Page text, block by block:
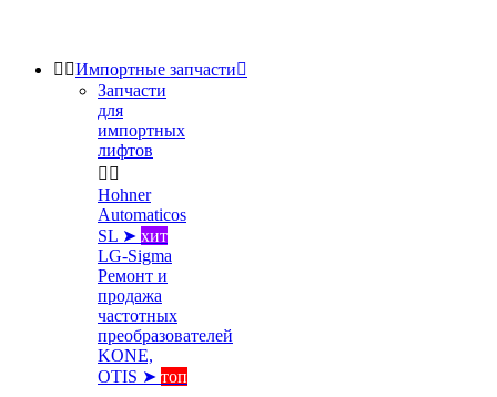
 Импортные запчасти
Запчасти
для
импортных
лифтов
 
Hohner
Automaticos
SL ➤ хит
LG-Sigma
Ремонт и
продажа
частотных
преобразователей
KONE,
OTIS ➤ топ